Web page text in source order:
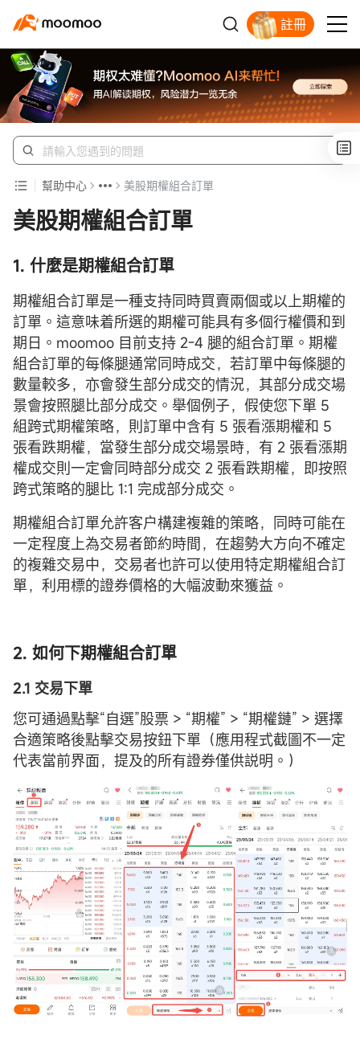
註冊
幫助中心 美股期權組合訂單
美股期權組合訂單
1. 什麼是期權組合訂單
期權組合訂單是一種支持同時買賣兩個或以上期權的
訂單。這意味着所選的期權可能具有多個行權價和到
期日。moomoo 目前支持 2-4 腿的組合訂單。期權
組合訂單的每條腿通常同時成交，若訂單中每條腿的
數量較多，亦會發生部分成交的情況，其部分成交場
景會按照腿比部分成交。舉個例子，假使您下單 5
組跨式期權策略，則訂單中含有 5 張看漲期權和 5
張看跌期權，當發生部分成交場景時，有 2 張看漲期
權成交則一定會同時部分成交 2 張看跌期權，即按照
跨式策略的腿比 1:1 完成部分成交。
期權組合訂單允許客户構建複雜的策略，同時可能在
一定程度上為交易者節約時間，在趨勢大方向不確定
的複雜交易中，交易者也許可以使用特定期權組合訂
單，利用標的證券價格的大幅波動來獲益。
2. 如何下期權組合訂單
2.1 交易下單
您可通過點擊“自選”股票 > “期權” > “期權鏈” > 選擇
合適策略後點擊交易按鈕下單（應用程式截圖不一定
代表當前界面，提及的所有證券僅供説明。）